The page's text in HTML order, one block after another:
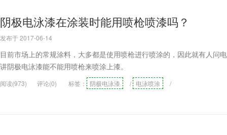
阴极电泳漆在涂装时能用喷枪喷漆吗？
发布于 2017-06-14
目前市场上的常规涂料，大多都是使用喷枪进行喷涂的，因此就有人问
讲阴极电泳漆能不能用喷枪来喷涂上漆。
阅读(973) 评论(0) 标签： 阴极电泳漆 / 电泳喷涂 /